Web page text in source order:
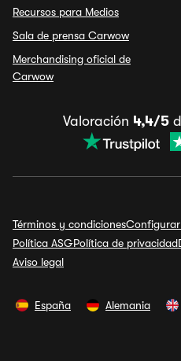
Recursos para Medios
Sala de prensa Carwow
Merchandising oficial de
Carwow
Valoración 4,4/5
Términos y condiciones
Política ASGPolítica de privacidad
Aviso legal
España Alemania